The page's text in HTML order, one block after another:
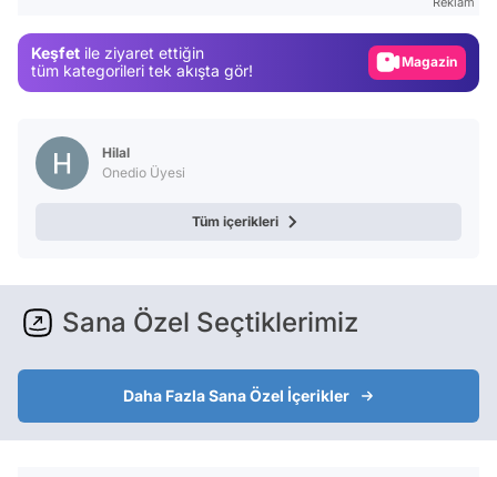
Keşfet ile ziyaret ettiğin
tüm kategorileri tek akışta gör!
Magazin
Hilal
Onedio Üyesi
Tüm içerikleri
Sana Özel Seçtiklerimiz
Daha Fazla Sana Özel İçerikler